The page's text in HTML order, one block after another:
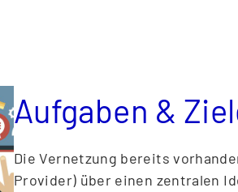
Aufgaben &
Die Vernetzung bereits
Provider) über einen zentralen